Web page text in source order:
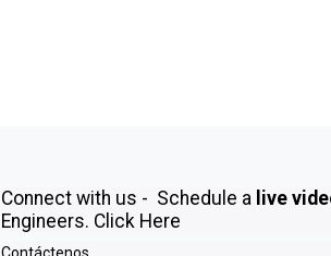
Connect with us - Schedule a live
Engineers. Click Here